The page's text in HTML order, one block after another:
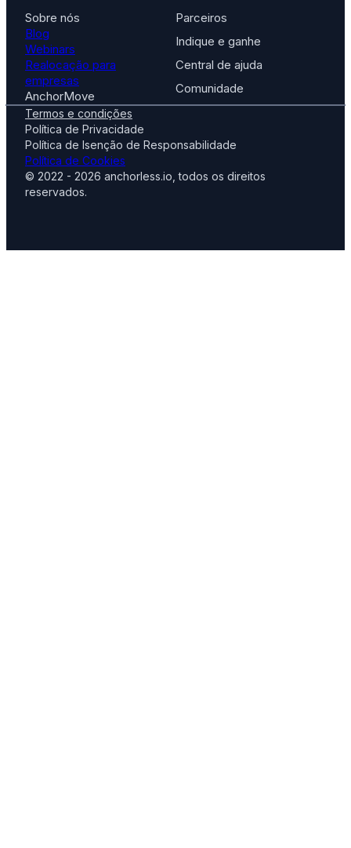
Sobre nós
Blog
Webinars
Realocação para
empresas
AnchorMove
Parceiros
Indique e ganhe
Central de ajuda
Comunidade
Termos e condições
Política de Privacidade
Política de Isenção de Responsabilidade
Política de Cookies
© 2022 - 2026 anchorless.io, todos os direitos
reservados.